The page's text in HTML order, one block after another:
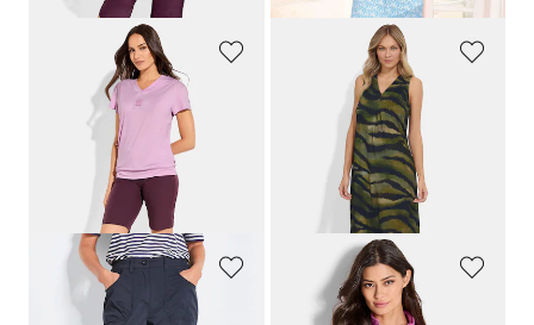
LINEA PRIMERO - LPO
Functioneel shirt met V-hals
39,95 €
HUTSCHREUTHER
Vvrijetijdsjurk met animal-print
119,95 €
Laagste prijs van de afgelopen 30
dagen**: 119,95 € (-10%)